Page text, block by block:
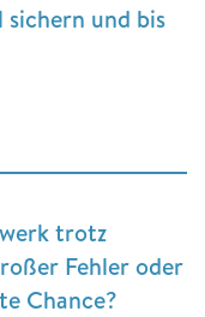
und bis
trotz
Fehler oder
Chance?